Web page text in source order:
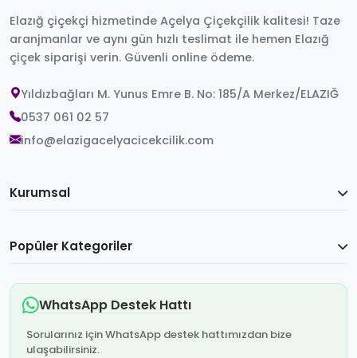
Elazığ çiçekçi hizmetinde Açelya Çiçekçilik kalitesi! Taze
aranjmanlar ve aynı gün hızlı teslimat ile hemen Elazığ
çiçek siparişi verin. Güvenli online ödeme.
Yıldızbağları M. Yunus Emre B. No: 185/A Merkez/ELAZIĞ
0537 061 02 57
info@elazigacelyacicekcilik.com
Kurumsal
Popüler Kategoriler
WhatsApp Destek Hattı
Sorularınız için WhatsApp destek hattımızdan bize
ulaşabilirsiniz.